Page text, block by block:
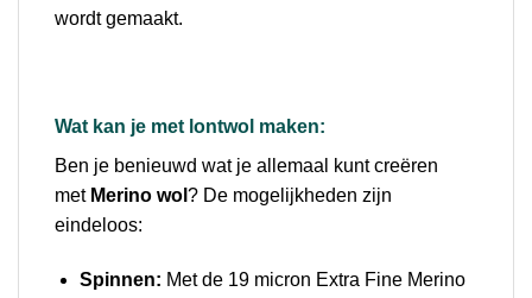
wordt gemaakt.
Wat kan je met lontwol maken:
Ben je benieuwd wat je allemaal kunt creëren
met Merino wol ? De mogelijkheden zijn
eindeloos:
Spinnen: Met de 19 micron Extra Fine Merino